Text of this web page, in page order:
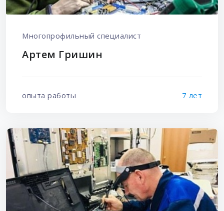
Многопрофильный специалист
Артем Гришин
опыта работы 7 лет